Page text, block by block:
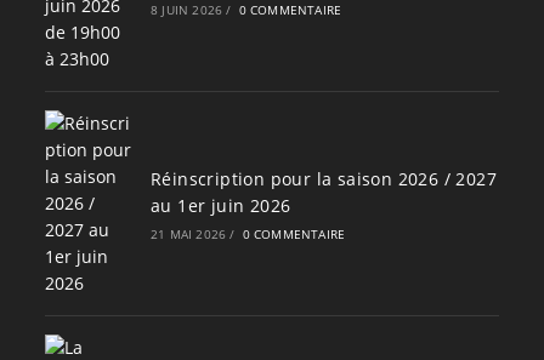
8 JUIN 2026 / 0 COMMENTAIRE
Réinscription pour la saison 2026 / 2027
au 1er juin 2026
21 MAI 2026 / 0 COMMENTAIRE